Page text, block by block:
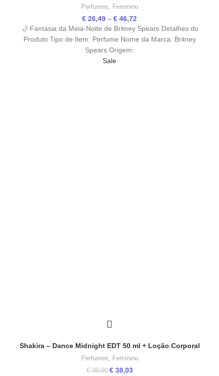
Perfumes Feminino
€ 26,49 – € 46,72
range:
€ 26,49
🌙 Fantasia da Meia-Noite de Britney Spears Detalhes do
Produto Tipo de Item: Perfume Nome da Marca: Britney
Spears Origem:
Sale
Shakira – Dance Midnight EDT 50 ml + Loção Corporal
Perfumes Feminino
€39,00 O
€38,03O